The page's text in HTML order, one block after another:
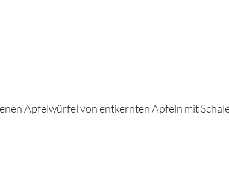
Apfelwürfel von entkernten Äpfeln mit